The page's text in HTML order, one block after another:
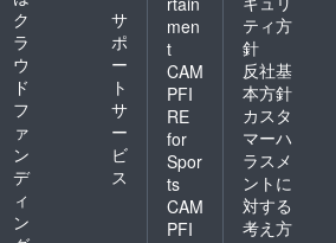
ク
ラ
ウ
ド
フ
ァ
ン
デ
ィ
ン
サ
ポ
ー
ト
サ
ー
ビ
ス
men
t
CAM
PFI
RE
for
Spor
ts
CAM
PFI
ティ方
針
反社基
本方針
カスタ
マーハ
ラスメ
ントに
対する
考え方